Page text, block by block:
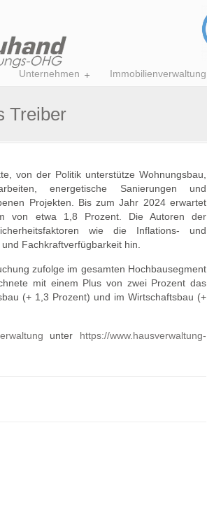
Unternehmen Immobilienverwaltung
Treiber
von der Politik unterstütze Wohnungsbau,
energetische Sanierungen und
Projekten. Bis zum Jahr 2024 erwartet
von etwa 1,8 Prozent. Die Autoren der
wie die Inflations- und
Fachkraftverfügbarkeit hin.
zufolge im gesamten Hochbausegment
mit einem Plus von zwei Prozent das
(+ 1,3 Prozent) und im Wirtschaftsbau (+
unter https://www.hausverwaltung-